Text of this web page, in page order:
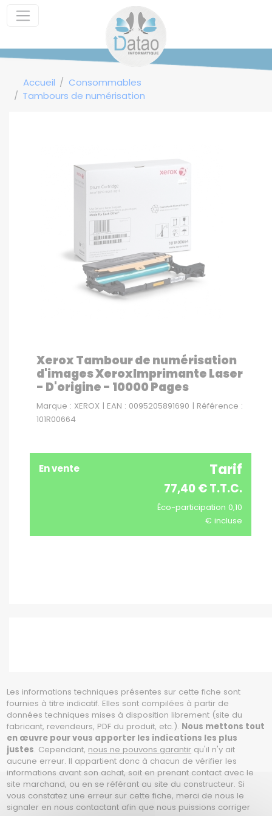
Accueil
Consommables
Tambours de numérisation
Xerox Tambour de numérisation
d'images XeroxImprimante Laser
- D'origine - 10000 Pages
Marque : XEROX | EAN : 0095205891690 | Référence :
101R00664
En vente Tarif
77,40 € T.T.C.
Éco-participation 0,10
€ incluse
Les informations techniques présentes sur cette fiche sont
fournies à titre indicatif. Elles sont compilées à partir de
données techniques mises à disposition librement (site du
fabricant, revendeurs, PDF du produit, etc.). Nous mettons tout
en œuvre pour vous apporter les indications les plus
justes. Cependant, nous ne pouvons garantir qu'il n'y ait
aucune erreur. Il appartient donc à chacun de vérifier les
informations avant son achat, soit en prenant contact avec le
site marchand, ou en se référant au site du constructeur. Si
vous constatez une erreur sur cette fiche, merci de nous le
signaler en nous contactant afin que nous puissions corriger
Panneau de gestion des cookies